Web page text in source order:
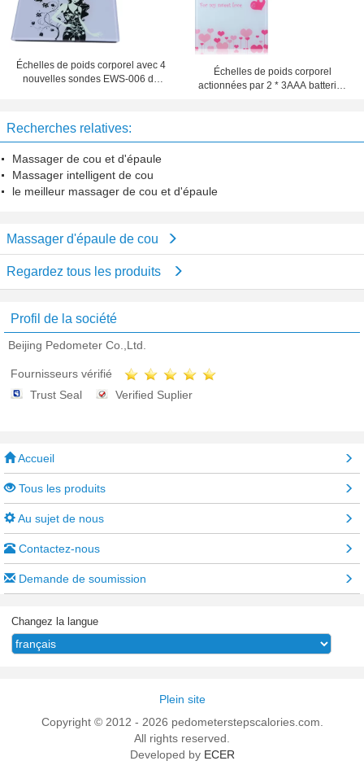
Échelles de poids corporel avec 4
nouvelles sondes EWS-006 de
Échelles de poids corporel
actionnées par 2 * 3AAA batteries
Recherches relatives:
Massager de cou et d'épaule
Massager intelligent de cou
le meilleur massager de cou et d'épaule
Massager d'épaule de cou
Regardez tous les produits
Profil de la société
Beijing Pedometer Co.,Ltd.
Fournisseurs vérifié
Trust Seal
Verified Suplier
Accueil
Tous les produits
Au sujet de nous
Contactez-nous
Demande de soumission
Changez la langue
Plein site
Copyright © 2012 - 2026 pedometerstepscalories.com.
All rights reserved.
Developed by ECER